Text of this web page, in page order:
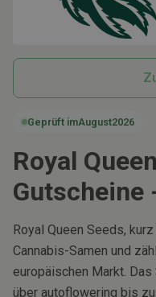
Geprüft imAugust2026
Royal
Gutscheine
Royal Queen Seeds,
Cannabis-Samen und
europäischen Markt.
über autoflowering bis